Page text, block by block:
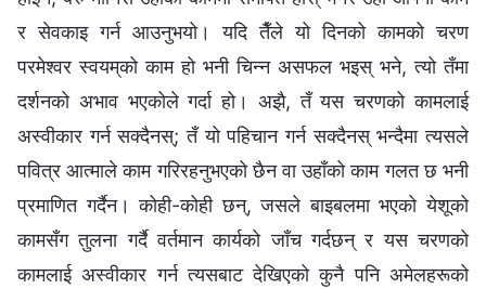
र सेवकाइ गर्न आउनुभयो। यदि तैँले यो दिनको कामको चरण
परमेश्‍वर स्‍वयम्‌को काम हो भनी चिन्न असफल भइस् भने, त्यो तँमा
दर्शनको अभाव भएकोले गर्दा हो। अझै, तँ यस चरणको कामलाई
अस्वीकार गर्न सक्दैनस्; तँ यो पहिचान गर्न सक्दैनस् भन्‍दैमा त्यसले
पवित्र आत्माले काम गरिरहनुभएको छैन वा उहाँको काम गलत छ भनी
प्रमाणित गर्दैन। कोही-कोही छन्, जसले बाइबलमा भएको येशूको
कामसँग तुलना गर्दै वर्तमान कार्यको जाँच गर्दछन् र यस चरणको
कामलाई अस्वीकार गर्न त्यसबाट देखिएको कुनै पनि अमेलहरूको